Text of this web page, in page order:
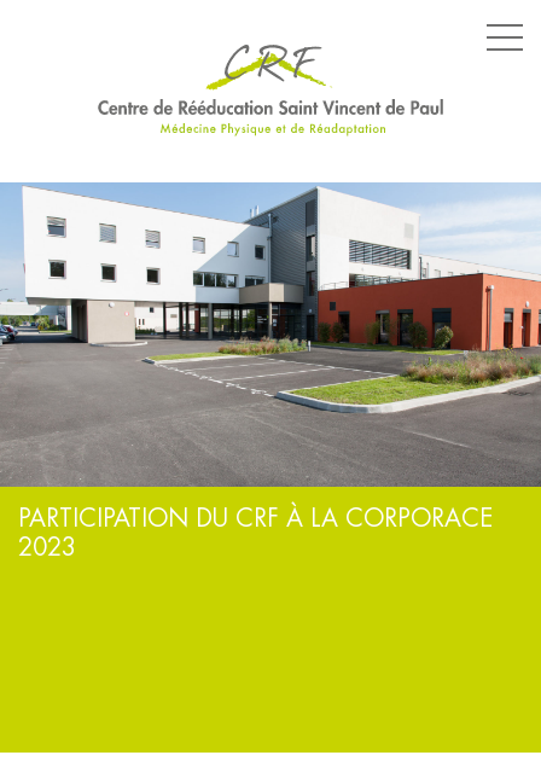
LE CENTRE
LES SERVICES
LES ÉQUIPEMENTS
PARCOURS SPÉCIFIQUES
NOS ENGAGEMENTS
ACTUALITÉS
PARTICIPATION DU CRF À LA CORPORACE
2023